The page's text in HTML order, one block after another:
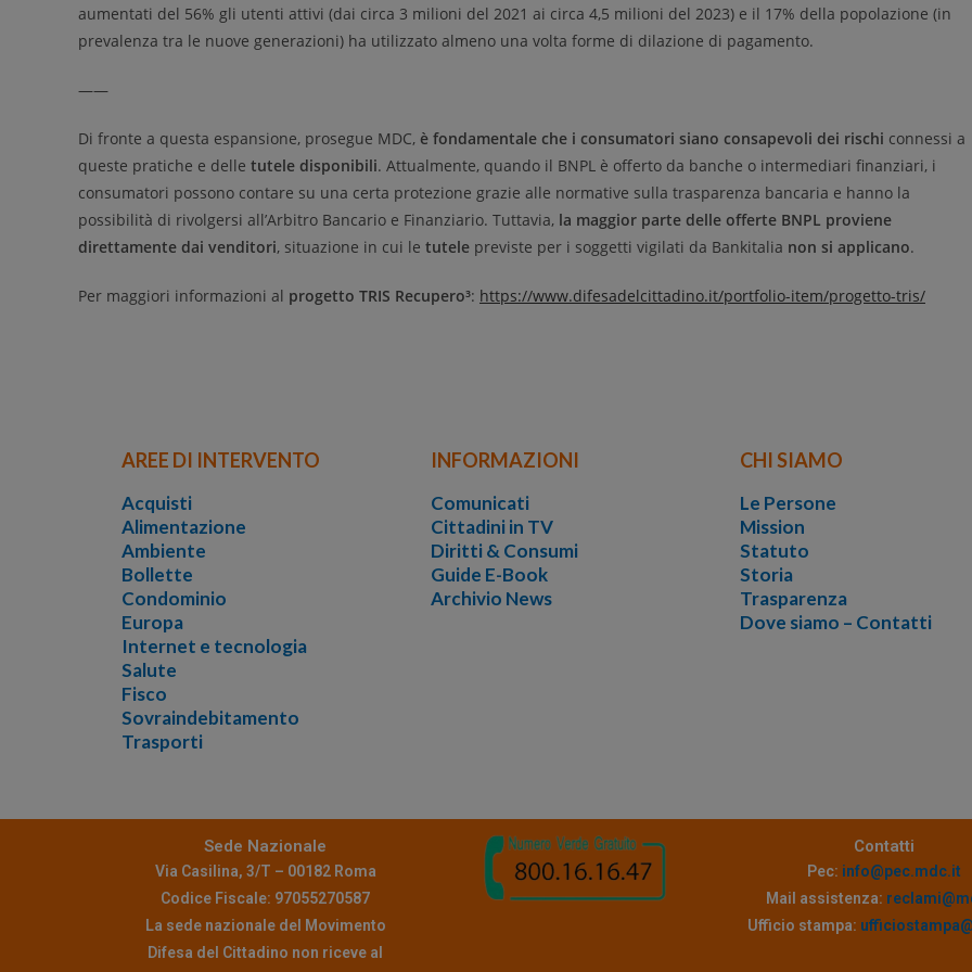
aumentati del 56% gli utenti attivi (dai circa 3 milioni del 2021 ai circa 4,5 milioni del 2023) e il 17% della popolazione (in
prevalenza tra le nuove generazioni) ha utilizzato almeno una volta forme di dilazione di pagamento.
——
Di fronte a questa espansione, prosegue MDC, è fondamentale che i consumatori siano consapevoli dei rischi connessi a
queste pratiche e delle tutele disponibili. Attualmente, quando il BNPL è offerto da banche o intermediari finanziari, i
consumatori possono contare su una certa protezione grazie alle normative sulla trasparenza bancaria e hanno la
possibilità di rivolgersi all’Arbitro Bancario e Finanziario. Tuttavia, la maggior parte delle offerte BNPL proviene
direttamente dai venditori, situazione in cui le tutele previste per i soggetti vigilati da Bankitalia non si applicano.
Per maggiori informazioni al progetto TRIS Recupero³: https://www.difesadelcittadino.it/portfolio-item/progetto-tris/
AREE DI INTERVENTO
Acquisti
Alimentazione
Ambiente
Bollette
Condominio
Europa
Internet e tecnologia
Salute
Fisco
Sovraindebitamento
Trasporti
INFORMAZIONI
Comunicati
Cittadini in TV
Diritti & Consumi
Guide E-Book
Archivio News
CHI SIAMO
Le Persone
Mission
Statuto
Storia
Trasparenza
Dove siamo – Contatti
Sede Nazionale
Via Casilina, 3/T – 00182 Roma
Codice Fiscale: 97055270587
La sede nazionale del Movimento
Difesa del Cittadino non riceve al
Contatti
Pec: info@pec.mdc.it
Mail assistenza:
Ufficio stampa: